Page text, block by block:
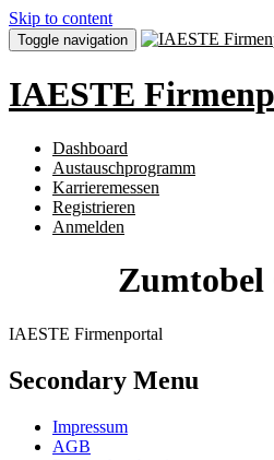
Skip to content
Toggle navigation
IAESTE
Dashboard
Austauschprogramm
Karrieremessen
Registrieren
Anmelden
Zumtobel
IAESTE Firmenportal
Secondary Menu
Impressum
AGB